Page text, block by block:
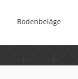
Bodenbeläge